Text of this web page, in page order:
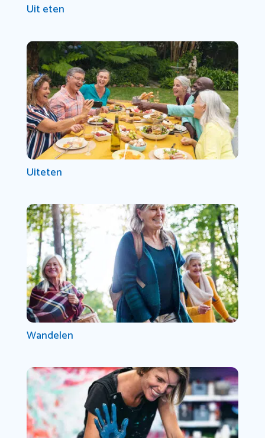
Uit eten
Uiteten
Wandelen